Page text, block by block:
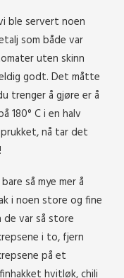
ble servert noen
som både var
uten skinn
godt. Det måtte
trenger å gjøre er å
180° C i en halv
nå tar det
så mye mer å
i noen store og fine
de var så store
i to, fjern
på et
hvitløk, chili